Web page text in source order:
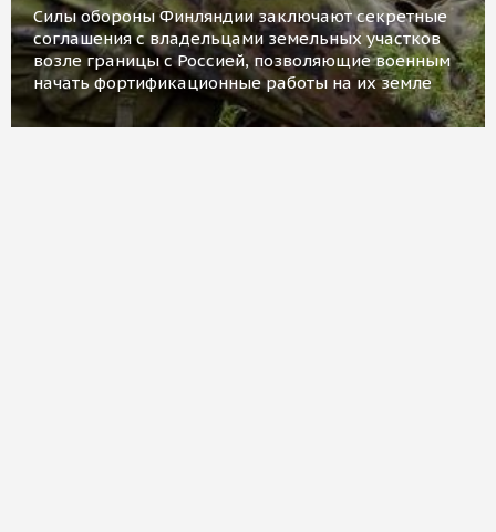
Силы обороны Финляндии заключают секретные
соглашения с владельцами земельных участков
возле границы с Россией, позволяющие военным
начать фортификационные работы на их земле